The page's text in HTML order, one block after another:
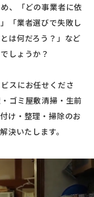
、「どの事業者に依
「業者選びで失敗し
は何だろう？」など
しょうか？
スにお任せくださ
ゴミ屋敷清掃・生前
け・整理・掃除のお
決いたします。